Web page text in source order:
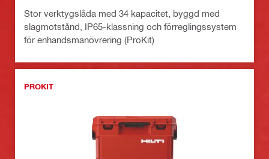
Stor verktygslåda med 34 kapacitet, byggd med
slagmotstånd, IP65-klassning och förreglingssystem
för enhandsmanövrering (ProKit)
PROKIT